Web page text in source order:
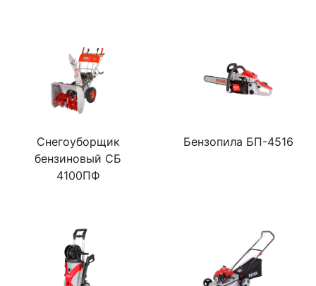
Снегоуборщик
бензиновый СБ
4100ПФ
Бензопила БП-4516